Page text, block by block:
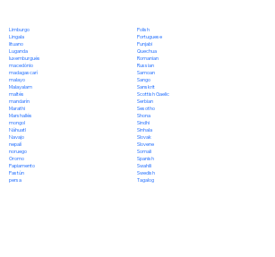
Limburgo
Lingala
lituano
Luganda
luxemburgués
macedónio
madagascarí
malayo
Malayalam
maltés
mandarín
Marathi
Marshallés
mongol
Náhuatl
Navajo
nepalí
noruego
Oromo
Papiamento
Pastún
persa
Polish
Portuguese
Punjabi
Quechua
Romanian
Russian
Samoan
Sango
Sanskrit
Scottish Gaelic
Serbian
Sesotho
Shona
Sindhi
Sinhala
Slovak
Slovene
Somali
Spanish
Swahili
Swedish
Tagalog